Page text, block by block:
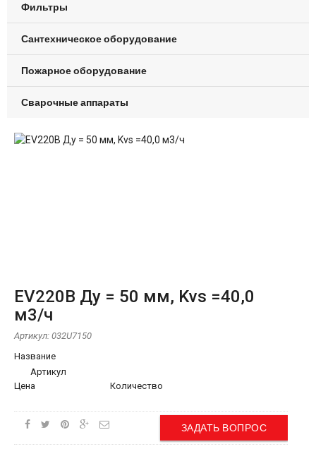
Фильтры
Сантехническое оборудование
Пожарное оборудование
Сварочные аппараты
EV220B Ду = 50 мм, Kvs =40,0
м3/ч
Артикул: 032U7150
Название
Артикул
Цена
Количество
ЗАДАТЬ ВОПРОС